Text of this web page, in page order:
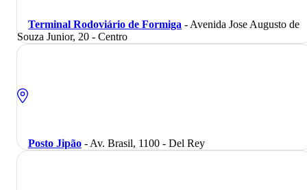
Terminal Rodoviário de Formiga - Avenida Jose Augusto de
Souza Junior, 20 - Centro
Posto Jipão - Av. Brasil, 1100 - Del Rey